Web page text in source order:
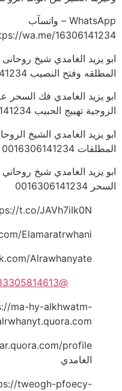
WhatsApp – واتسآب
wa.me/16306141234
ابو يزيد الغامدي شيخ
المطلقه وفتح النصيب 0016306141234
ابو يزيد الغامدي فك
الزوجية تهييج الحبيب 0016306141234
ابو يزيد الغامدي الشيخ
المطلقات 0016306141234
ابو يزيد الغامدي شيخ
السحر 0016306141234
t.co/JAVh7iIk0N
Elamaratrwhani
Alrawhanyate
@user7233305814613
ma-hy-alkhwatm-
الغامدي
tweogh-pfoecy-